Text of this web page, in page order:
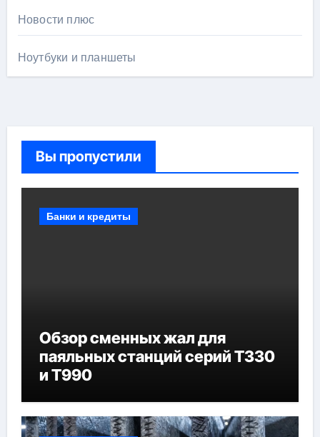
Новости плюс
Ноутбуки и планшеты
Вы пропустили
Банки и кредиты
Обзор сменных жал для
паяльных станций серий T330
и T990